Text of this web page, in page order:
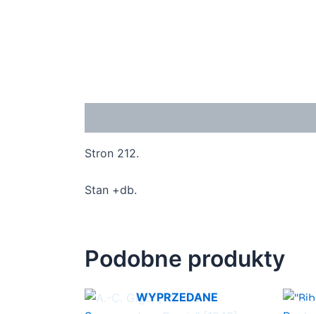
Stron 212.
Stan +db.
Podobne produkty
WYPRZEDANE